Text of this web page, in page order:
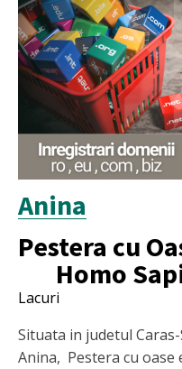
Anina
Pestera cu
Homo
Lacuri
Situata in judetul
Anina, Pestera cu oase